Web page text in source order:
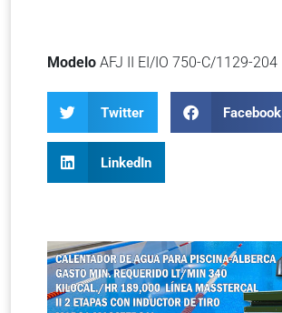
Modelo AFJ II EI/IO 750-C/1129-204
Twitter Facebook
LinkedIn